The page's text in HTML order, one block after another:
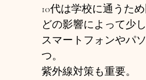
10代は学校に通うた
どの影響によって少
スマートフォンやパ
つ。
紫外線対策も重要。